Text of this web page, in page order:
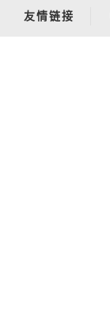
友情链接